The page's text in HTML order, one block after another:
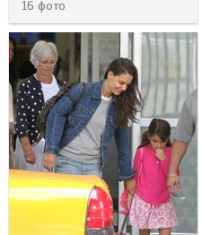
16 фото